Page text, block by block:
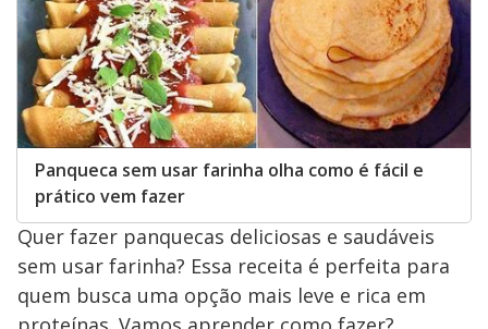
Panqueca sem usar farinha olha como é fácil e
prático vem fazer
Quer fazer panquecas deliciosas e saudáveis
sem usar farinha? Essa receita é perfeita para
quem busca uma opção mais leve e rica em